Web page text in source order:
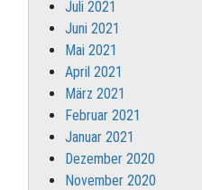
Juli 2021
Juni 2021
Mai 2021
April 2021
März 2021
Februar 2021
Januar 2021
Dezember 2020
November 2020